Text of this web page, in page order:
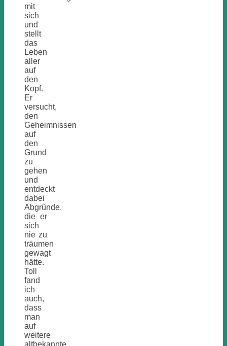
mit
sich
und
stellt
das
Leben
aller
auf
den
Kopf.
Er
versucht,
den
Geheimnissen
auf
den
Grund
zu
gehen
und
entdeckt
dabei
Abgründe,
die er
sich
nie zu
träumen
gewagt
hätte.
Toll
fand
ich
auch,
dass
man
auf
weitere
altbekannte